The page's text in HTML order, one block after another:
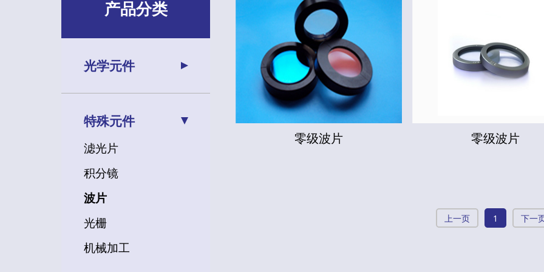
产品分类
光学元件
特殊元件
滤光片
积分镜
波片
光栅
机械加工
零级波片 零级波片
上一页 1 下一